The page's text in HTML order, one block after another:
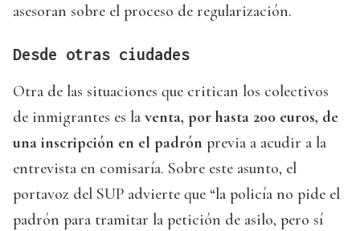
asesoran sobre el proceso de regularización.
Desde otras ciudades
Otra de las situaciones que critican los colectivos
de inmigrantes es la venta, por hasta 200 euros, de
una inscripción en el padrón previa a acudir a la
entrevista en comisaría. Sobre este asunto, el
portavoz del SUP advierte que “la policía no pide el
padrón para tramitar la petición de asilo, pero sí